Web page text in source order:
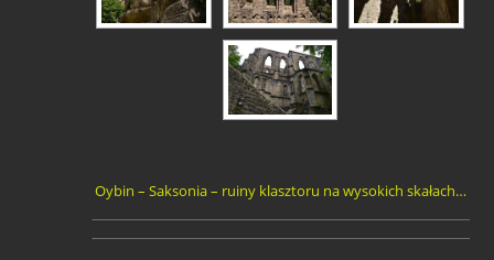
Oybin – Saksonia – ruiny klasztoru na wysokich skałach…